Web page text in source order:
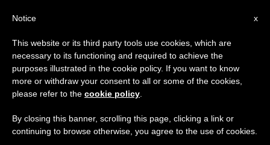
x
Notice
This website or its third party tools use cookies, which are
necessary to its functioning and required to achieve the
purposes illustrated in the cookie policy. If you want to know
more or withdraw your consent to all or some of the cookies,
please refer to the cookie policy
By closing this banner, scrolling this page, clicking a link or
continuing to browse otherwise, you agree to the use of cookies.